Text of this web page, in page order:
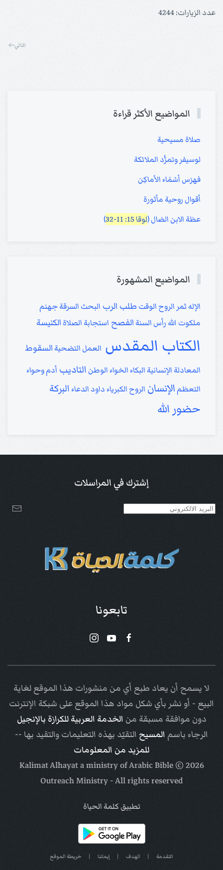
عدد الزيارات: 4244
التالي
المواضيع الأكثر قراءة
صلاة مسيحية
لوسيفر وتمرُّد الملائكة
فهرَس أسْمَاء الأماكِن
أقوال روحية مأثورة
عظة الابن الضال (لوقا 15: 11-32 )
المواضيع المشهورة
الإله ثمر الروح الوقت طلب الرب البحث السرقةجهنم
ملكوت الله رأس السنة الفصح استجابة الصلاة الكنيسة
الكتاب المقدس العمل التضحية السقوط
المعادلة الإنسانية البكاء الخواء الوطن التاديب أدم وحواء
التعظم الإنسان الروح الكبرياء داود الدعاء البركة
حضور الله
إشترك في المراسلات
تابعونا
لا يسمح أن يعاد طبع أي من منشورات هذا الموقع لغاية
البيع - أو نشر بأي شكل مواد هذا الموقع على شبكة الإنترنت
دون موافقة مسبقة من الخدمة العربية للكرازة بالإنجيل
الرجاء باسم المسيح التقيّد بهذه التعليمات والتقيد بها --
للمزيد من المعلومات
2026
© Kalimat Alhayat a ministry of
Arabic Bible
Outreach Ministry- All rights reserved
تطبيق كلمة الحياة
التقدمة | الهدف | إيماننا | خريطة الموقع